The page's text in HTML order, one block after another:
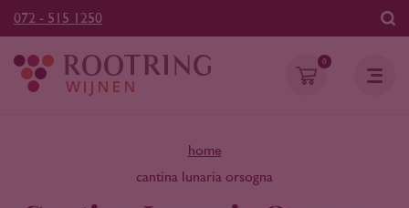
072 - 515 1250
0
home
cantina lunaria orsogna